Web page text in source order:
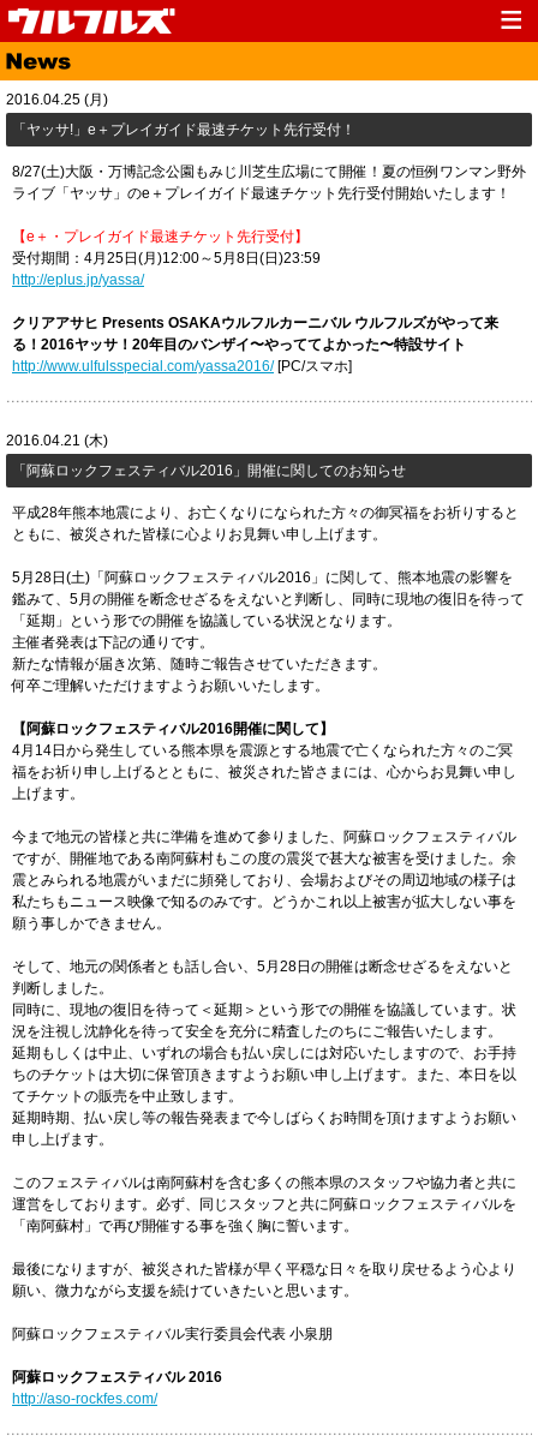
Top
Media Live
Contact Link
2016.04.25 (月)
「ヤッサ!」e＋プレイガイド最速チケット先行受付！
8/27(土)大阪・万博記念公園もみじ川芝生広場にて開催！夏の恒例ワンマン野外
ライブ「ヤッサ」のe＋プレイガイド最速チケット先行受付開始いたします！
【e＋・プレイガイド最速チケット先行受付】
受付期間：4月25日(月)12:00～5月8日(日)23:59
http://eplus.jp/yassa/
クリアアサヒ Presents OSAKAウルフルカーニバル ウルフルズがやって来
る！2016ヤッサ！20年目のバンザイ〜やっててよかった〜特設サイト
http://www.ulfulsspecial.com/yassa2016/[PC/スマホ]
2016.04.21 (木)
「阿蘇ロックフェスティバル2016」開催に関してのお知らせ
平成28年熊本地震により、お亡くなりになられた方々の御冥福をお祈りすると
ともに、被災された皆様に心よりお見舞い申し上げます。
5月28日(土)「阿蘇ロックフェスティバル2016」に関して、熊本地震の影響を
鑑みて、5月の開催を断念せざるをえないと判断し、同時に現地の復旧を待って
「延期」という形での開催を協議している状況となります。
主催者発表は下記の通りです。
新たな情報が届き次第、随時ご報告させていただきます。
何卒ご理解いただけますようお願いいたします。
【阿蘇ロックフェスティバル2016開催に関して】
4月14日から発生している熊本県を震源とする地震で亡くなられた方々のご冥
福をお祈り申し上げるとともに、被災された皆さまには、心からお見舞い申し
上げます。
今まで地元の皆様と共に準備を進めて参りました、阿蘇ロックフェスティバル
ですが、開催地である南阿蘇村もこの度の震災で甚大な被害を受けました。余
震とみられる地震がいまだに頻発しており、会場およびその周辺地域の様子は
私たちもニュース映像で知るのみです。どうかこれ以上被害が拡大しない事を
願う事しかできません。
そして、地元の関係者とも話し合い、5月28日の開催は断念せざるをえないと
判断しました。
同時に、現地の復旧を待って＜延期＞という形での開催を協議しています。状
況を注視し沈静化を待って安全を充分に精査したのちにご報告いたします。
延期もしくは中止、いずれの場合も払い戻しには対応いたしますので、お手持
ちのチケットは大切に保管頂きますようお願い申し上げます。また、本日を以
てチケットの販売を中止致します。
延期時期、払い戻し等の報告発表まで今しばらくお時間を頂けますようお願い
申し上げます。
このフェスティバルは南阿蘇村を含む多くの熊本県のスタッフや協力者と共に
運営をしております。必ず、同じスタッフと共に阿蘇ロックフェスティバルを
「南阿蘇村」で再び開催する事を強く胸に誓います。
最後になりますが、被災された皆様が早く平穏な日々を取り戻せるよう心より
願い、微力ながら支援を続けていきたいと思います。
阿蘇ロックフェスティバル実行委員会代表 小泉朋
阿蘇ロックフェスティバル 2016
http://aso-rockfes.com/